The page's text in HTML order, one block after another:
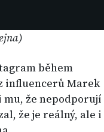
během
influencerů Marek
mu, že nepodporují
že je reálný, ale i